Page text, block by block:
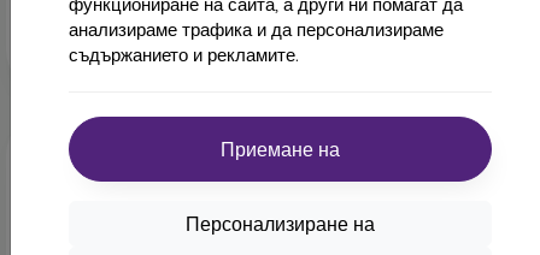
функциониране на сайта, а други ни помагат да
анализираме трафика и да персонализираме
съдържанието и рекламите.
Приемане на
Персонализиране на
В наличност 1 бр